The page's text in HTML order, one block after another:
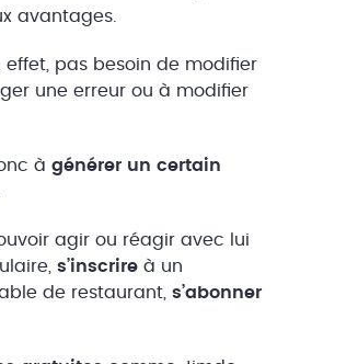
avantages.
effet, pas besoin de modifier
une erreur ou à modifier
à générer un certain
agir ou réagir avec lui
s’inscrire à un
de restaurant, s’abonner